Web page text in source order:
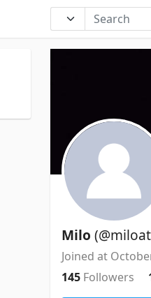
Milo
Joined at
145 Followers